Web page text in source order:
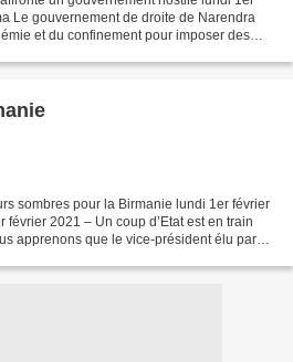
Le gouvernement de droite de Narendra
et du confinement pour imposer des
sombres pour la Birmanie lundi 1er février
2021 – Un coup d’Etat est en train
apprenons que le vice-président élu par